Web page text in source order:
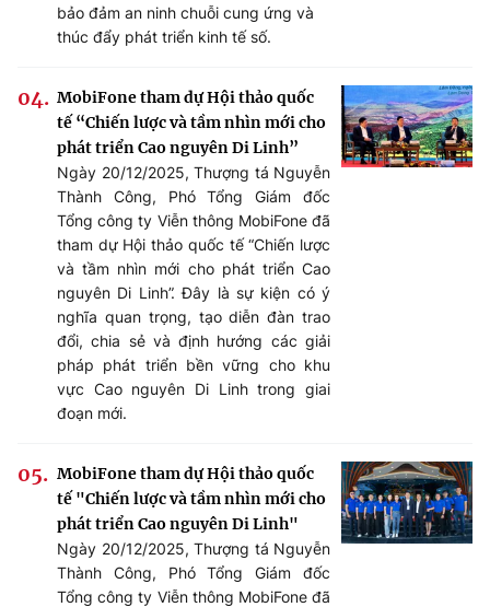
bảo đảm an ninh chuỗi cung ứng và
thúc đẩy phát triển kinh tế số.
MobiFone tham dự Hội thảo quốc
tế “Chiến lược và tầm nhìn mới cho
phát triển Cao nguyên Di Linh”
Ngày 20/12/2025, Thượng tá Nguyễn
Thành Công, Phó Tổng Giám đốc
Tổng công ty Viễn thông MobiFone đã
tham dự Hội thảo quốc tế “Chiến lược
và tầm nhìn mới cho phát triển Cao
nguyên Di Linh”. Đây là sự kiện có ý
nghĩa quan trọng, tạo diễn đàn trao
đổi, chia sẻ và định hướng các giải
pháp phát triển bền vững cho khu
vực Cao nguyên Di Linh trong giai
đoạn mới.
MobiFone tham dự Hội thảo quốc
tế "Chiến lược và tầm nhìn mới cho
phát triển Cao nguyên Di Linh"
Ngày 20/12/2025, Thượng tá Nguyễn
Thành Công, Phó Tổng Giám đốc
Tổng công ty Viễn thông MobiFone đã